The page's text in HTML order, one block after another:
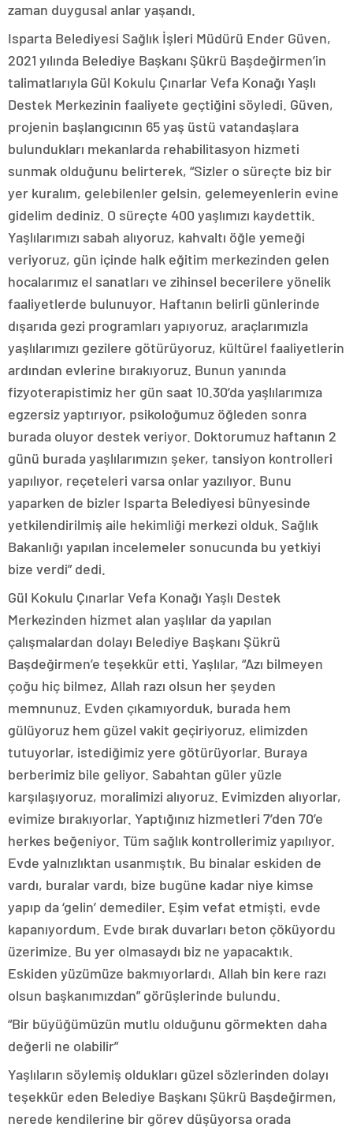
zaman duygusal anlar yaşandı.
Isparta Belediyesi Sağlık İşleri Müdürü Ender Güven,
2021 yılında Belediye Başkanı Şükrü Başdeğirmen’in
talimatlarıyla Gül Kokulu Çınarlar Vefa Konağı Yaşlı
Destek Merkezinin faaliyete geçtiğini söyledi. Güven,
projenin başlangıcının 65 yaş üstü vatandaşlara
bulundukları mekanlarda rehabilitasyon hizmeti
sunmak olduğunu belirterek, “Sizler o süreçte biz bir
yer kuralım, gelebilenler gelsin, gelemeyenlerin evine
gidelim dediniz. O süreçte 400 yaşlımızı kaydettik.
Yaşlılarımızı sabah alıyoruz, kahvaltı öğle yemeği
veriyoruz, gün içinde halk eğitim merkezinden gelen
hocalarımız el sanatları ve zihinsel becerilere yönelik
faaliyetlerde bulunuyor. Haftanın belirli günlerinde
dışarıda gezi programları yapıyoruz, araçlarımızla
yaşlılarımızı gezilere götürüyoruz, kültürel faaliyetlerin
ardından evlerine bırakıyoruz. Bunun yanında
fizyoterapistimiz her gün saat 10.30’da yaşlılarımıza
egzersiz yaptırıyor, psikoloğumuz öğleden sonra
burada oluyor destek veriyor. Doktorumuz haftanın 2
günü burada yaşlılarımızın şeker, tansiyon kontrolleri
yapılıyor, reçeteleri varsa onlar yazılıyor. Bunu
yaparken de bizler Isparta Belediyesi bünyesinde
yetkilendirilmiş aile hekimliği merkezi olduk. Sağlık
Bakanlığı yapılan incelemeler sonucunda bu yetkiyi
bize verdi” dedi.
Gül Kokulu Çınarlar Vefa Konağı Yaşlı Destek
Merkezinden hizmet alan yaşlılar da yapılan
çalışmalardan dolayı Belediye Başkanı Şükrü
Başdeğirmen’e teşekkür etti. Yaşlılar, “Azı bilmeyen
çoğu hiç bilmez, Allah razı olsun her şeyden
memnunuz. Evden çıkamıyorduk, burada hem
gülüyoruz hem güzel vakit geçiriyoruz, elimizden
tutuyorlar, istediğimiz yere götürüyorlar. Buraya
berberimiz bile geliyor. Sabahtan güler yüzle
karşılaşıyoruz, moralimizi alıyoruz. Evimizden alıyorlar,
evimize bırakıyorlar. Yaptığınız hizmetleri 7’den 70’e
herkes beğeniyor. Tüm sağlık kontrollerimiz yapılıyor.
Evde yalnızlıktan usanmıştık. Bu binalar eskiden de
vardı, buralar vardı, bize bugüne kadar niye kimse
yapıp da ‘gelin’ demediler. Eşim vefat etmişti, evde
kapanıyordum. Evde bırak duvarları beton çöküyordu
üzerimize. Bu yer olmasaydı biz ne yapacaktık.
Eskiden yüzümüze bakmıyorlardı. Allah bin kere razı
olsun başkanımızdan” görüşlerinde bulundu.
“Bir büyüğümüzün mutlu olduğunu görmekten daha
değerli ne olabilir”
Yaşlıların söylemiş oldukları güzel sözlerinden dolayı
teşekkür eden Belediye Başkanı Şükrü Başdeğirmen,
nerede kendilerine bir görev düşüyorsa orada